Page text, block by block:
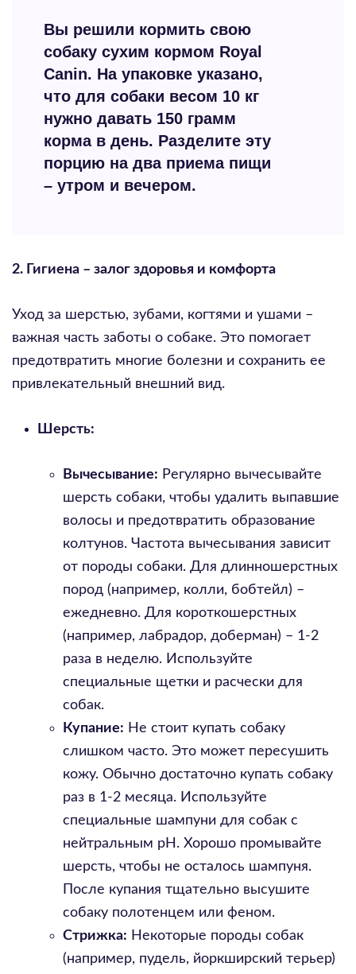
Вы решили кормить свою
собаку сухим кормом Royal
Canin. На упаковке указано,
что для собаки весом 10 кг
нужно давать 150 грамм
корма в день. Разделите эту
порцию на два приема пищи
– утром и вечером.
2. Гигиена – залог здоровья и комфорта
Уход за шерстью, зубами, когтями и ушами –
важная часть заботы о собаке. Это помогает
предотвратить многие болезни и сохранить ее
привлекательный внешний вид.
Шерсть:
Вычесывание: Регулярно вычесывайте
шерсть собаки, чтобы удалить выпавшие
волосы и предотвратить образование
колтунов. Частота вычесывания зависит
от породы собаки. Для длинношерстных
пород (например, колли, бобтейл) –
ежедневно. Для короткошерстных
(например, лабрадор, доберман) – 1-2
раза в неделю. Используйте
специальные щетки и расчески для
собак.
Купание: Не стоит купать собаку
слишком часто. Это может пересушить
кожу. Обычно достаточно купать собаку
раз в 1-2 месяца. Используйте
специальные шампуни для собак с
нейтральным pH. Хорошо промывайте
шерсть, чтобы не осталось шампуня.
После купания тщательно высушите
собаку полотенцем или феном.
Стрижка: Некоторые породы собак
(например, пудель, йоркширский терьер)